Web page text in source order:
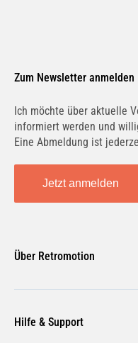
Zum Newsletter anmelden
Ich möchte über aktuelle
informiert werden und
Eine Abmeldung ist
Jetzt anmelden
Über Retromotion
Unsere Jobs
Hilfe & Support